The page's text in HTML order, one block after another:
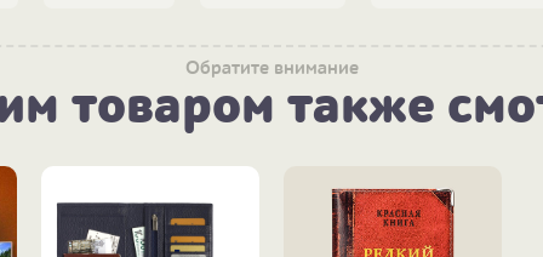
Обратите внимание
товаром также